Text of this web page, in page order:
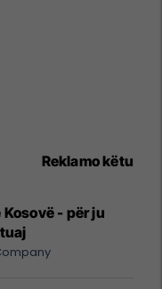
Reklamo këtu
- për ju